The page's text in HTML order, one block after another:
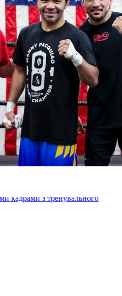
кадрами з тренувального